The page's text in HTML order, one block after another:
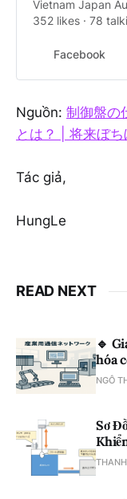
Vietnam Japan
352 likes · 78
Tự Động Hóa
Facebook
Nguồn: 制御盤の
とは？ | 将来ぼ
Tác giả,
HungLe
READ NEXT
🔹
hóa
NGÔ
Sơ